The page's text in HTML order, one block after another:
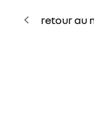
retour au